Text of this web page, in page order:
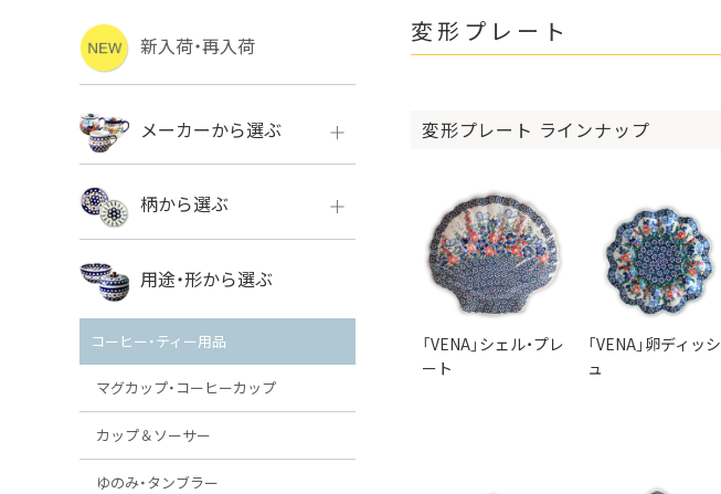
変形プレート
変形プレート ラインナップ
「VENA」シェル・プレ
ート
「VENA」卵ディッシ
ュ
新入荷・再入荷
メーカーから選ぶ
ボレス
VENA
ミレナ
柄から選ぶ
ボレス
用途・形から選ぶ
コーヒー・ティー用品
マグカップ・コーヒーカップ
カップ＆ソーサー
ゆのみ・タンブラー